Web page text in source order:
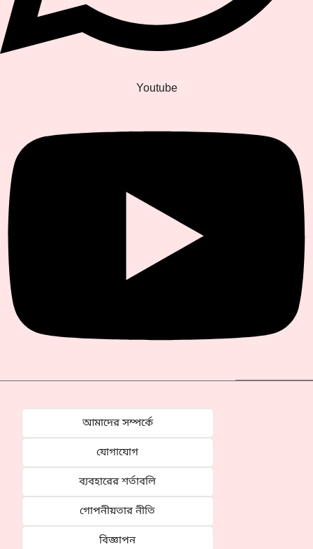
Youtube
আমাদের সম্পর্কে
যোগাযোগ
ব্যবহারের শর্তাবলি
গোপনীয়তার নীতি
বিজ্ঞাপন